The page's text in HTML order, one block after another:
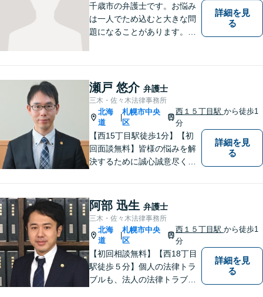
千歳市の弁護士です。お悩み
は一人でため込むと大きな問
題になることがあります。ぜ
詳細を見
る
瀬戸 悠介 弁護士
三木・佐々木法律事務所
北海
道
|
札幌市中央
区
西１５丁目駅から徒歩1
分
【西15丁目駅徒歩1分】【初
回面談無料】皆様の悩みを解
決するために誠心誠意尽くし
の方の心情に共感しながら、
客観的視点も忘れません。
【当日／夜間／休日対応可】
事件の見通しと費用の見込額
を正確に説明します。お気軽
にご相談下さい。
詳細を見
る
阿部 迅生 弁護士
三木・佐々木法律事務所
北海
道
|
札幌市中央
区
西１５丁目駅から徒歩1
分
【初回相談無料】【西18丁目
駅徒歩５分】個人の法律トラ
ブルも、法人の法律トラブル
詳細を見
る